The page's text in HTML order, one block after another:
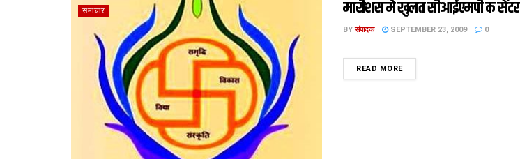
समाचार मारीशस मे खुलत सीआईएमपी क सेंटर
BY संपादक SEPTEMBER 23, 2009 0
READ MOREDETAILS